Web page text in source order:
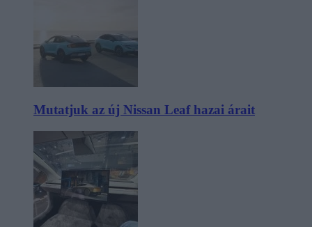
Mutatjuk az új Nissan Leaf hazai árait